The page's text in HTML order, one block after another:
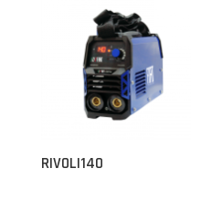
RIVOLI140